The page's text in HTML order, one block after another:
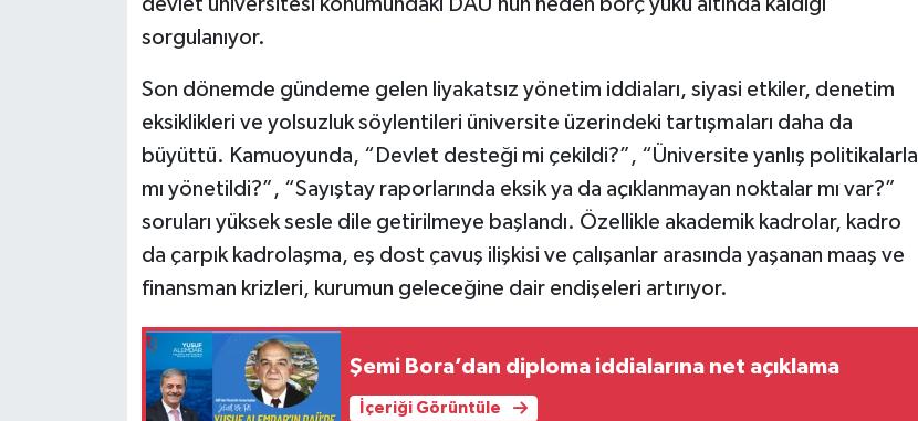
sorgulanıyor.
Son dönemde gündeme gelen liyakatsız yönetim iddiaları, siyasi etkiler, denetim
eksiklikleri ve yolsuzluk söylentileri üniversite üzerindeki tartışmaları daha da
büyüttü. Kamuoyunda, “Devlet desteği mi çekildi?”, “Üniversite yanlış politikalarla
mı yönetildi?”, “Sayıştay raporlarında eksik ya da açıklanmayan noktalar mı var?”
soruları yüksek sesle dile getirilmeye başlandı. Özellikle akademik kadrolar, kadro
da çarpık kadrolaşma, eş dost çavuş ilişkisi ve çalışanlar arasında yaşanan maaş ve
finansman krizleri, kurumun geleceğine dair endişeleri artırıyor.
Şemi Bora’dan diploma iddialarına net açıklama
İçeriği Görüntüle